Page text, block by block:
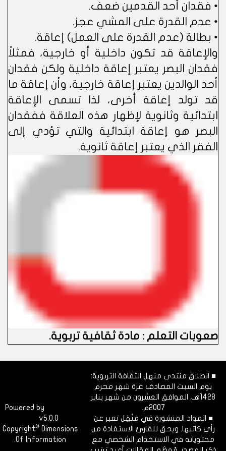
• فقدان أحد القدمين ضعف.
• عدم القدرة على المشي عجز.
• بطالة (عدم القدرة على العمل) إعاقة.
والإعاقة قد تكون داخلية أو خارجية، فمثلاً
فقدان البصر يعتبر إعاقة داخلية ولكن فقدان
أحد الوالدين يعتبر إعاقة خارجية، وأن إعاقة ما
قد تولد إعاقة أخرى، لذا تسمى الإعاقة
ابتدائية وثانوية لإظهار هذه العلاقة ففقدان
البصر هو إعاقة ابتدائية والتي تؤدي إلى
الفقر الذي يعتبر إعاقة ثانوية.
صعوبات التعلم : مادة ثقافية تربوية.
■ انطلاق منتدى منهل الثقافة التربوية:
يوم السبت المصادف غرة شهر محرم
1428هـ، الموافق العشرون من شهر يناير
2007م.
■ المواد المنشورة في مَنْهَل تعبر عن
رأي كاتبها. ويحق للقارئ الاستفادة من
محتوياته في الاستخدام الشخصي مع
Powered by
v5.0.0
Copyright©
Dimensions
Of Information.